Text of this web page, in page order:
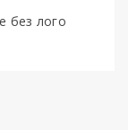
без лого